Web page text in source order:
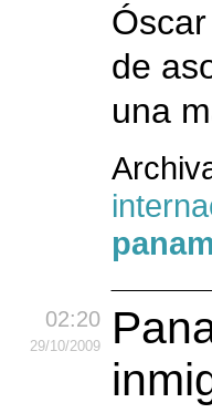
de
una
02:20
29/10/2009